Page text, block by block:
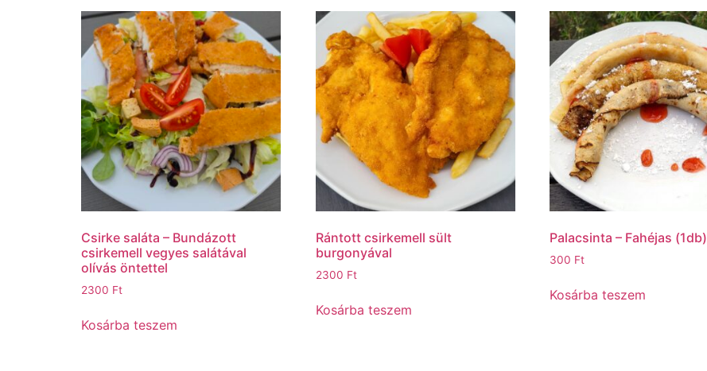
Csirke saláta – Bundázott
csirkemell vegyes salátával
olívás öntettel
2300 Ft
Kosárba teszem
Rántott csirkemell sült
burgonyával
2300 Ft
Kosárba teszem
Palacsinta – Fahéjas (1db)
300 Ft
Kosárba teszem